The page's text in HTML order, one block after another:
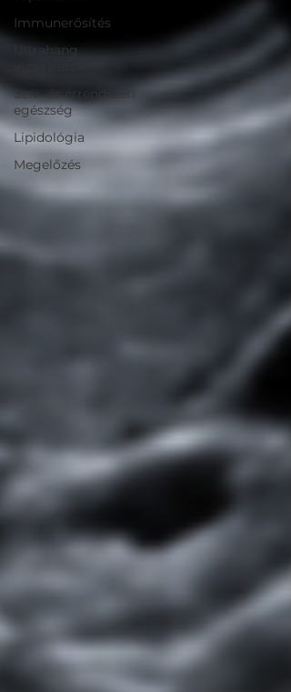
Immunerősítés
Ultrahang
Szív- és érrendszeri
egészség
Lipidológia
Megelőzés